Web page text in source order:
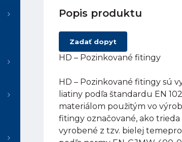
Popis produktu
Zadať dopyt
HD – Pozinkované fitingy
HD – Pozinkované fitingy sú
liatiny podľa štandardu EN
materiálom použitým vo
fitingy označované, ako trieda
vyrobené z tzv. bielej